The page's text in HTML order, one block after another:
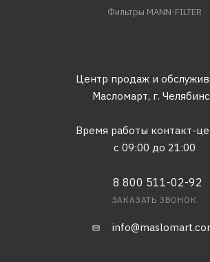
Фильтры MANN-FILTER
Центр продаж и
Масломарт, г.
Время работы контакт-
с 09:00 до 21:00
8 800 511-02-92
ЗАКАЗАТЬ ЗВОНОК